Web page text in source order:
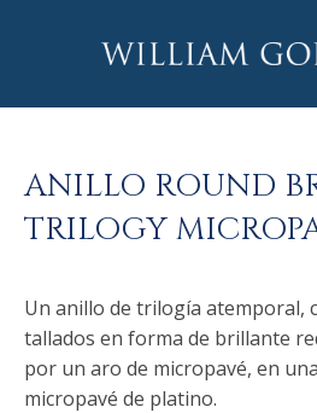
ALTA JOYERÍA
ANILLO PARA HOMBRE
COLLARES
PENDIENTES
PULSERAS
RELOJES
ASHOKA JOYERÍA
ANILLOS
BANDS
COLLARES
COLGANTES
PENDIENTES
HISTORIA
ASHOKA ®
ANILLO ROUND
TRILOGY
Un anillo de trilogía atemporal,
tallados en forma de brillante
por un aro de micropavé, en
micropavé de platino.